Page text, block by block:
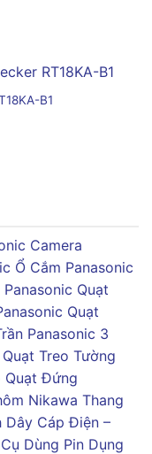
B1
Camera
Ổ Cắm Panasonic
Quạt
Quạt
Panasonic 3
Quạt Treo Tường
Quạt Đứng
Nikawa Thang
Dây Cáp Điện –
Dùng Pin Dụng